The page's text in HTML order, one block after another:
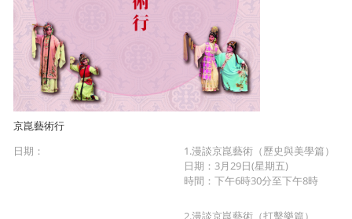
京崑藝術行
日期：
1.漫談京崑藝術（歷史與美學篇）
日期：3月29日(星期五)
時間：下午6時30分至下午8時
2.漫談京崑藝術（打擊樂篇）